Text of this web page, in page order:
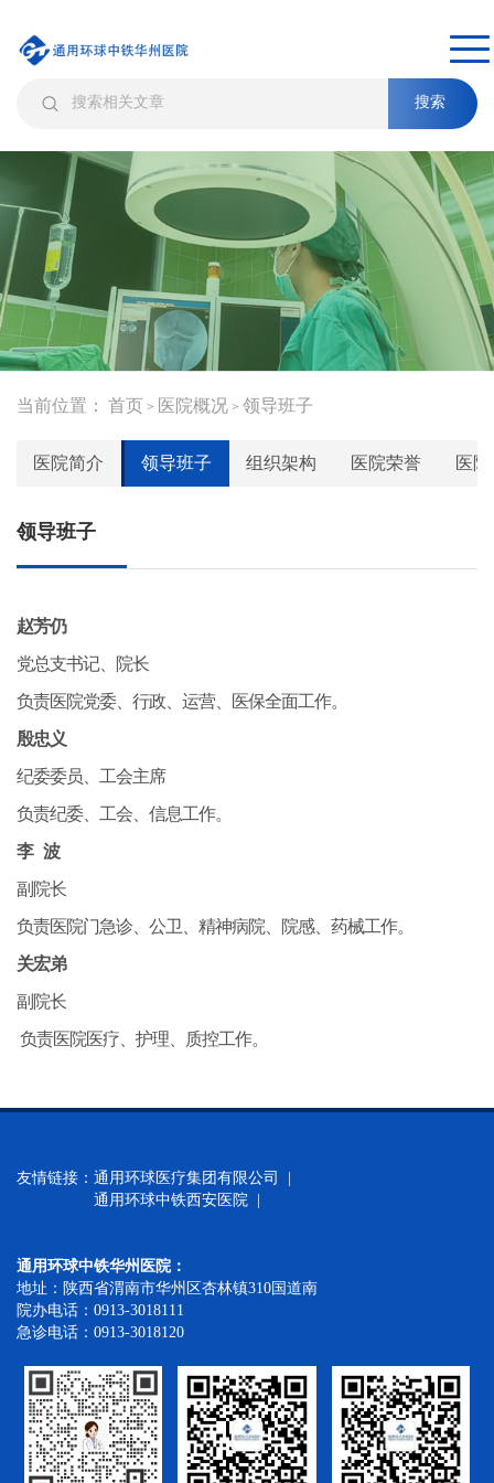
搜索
当前位置： 首页 > 医院概况 > 领导班子
医院简介 领导班子 组织架构 医院荣誉 医
领导班子
赵芳仍
党总支书记、院长
负责医院党委、行政、运营、医保全面工作。
殷忠义
纪委委员、工会主席
负责纪委、工会、信息工作。
李 波
副院长
负责医院门急诊、公卫、精神病院、院感、药械工作。
关宏弟
副院长
负责医院医疗、护理、质控工作。
友情链接： 通用环球医疗集团有限公司 |
通用环球中铁西安医院 |
通用环球中铁华州医院：
地址：陕西省渭南市华州区杏林镇310国道南
院办电话：0913-3018111
急诊电话：0913-3018120